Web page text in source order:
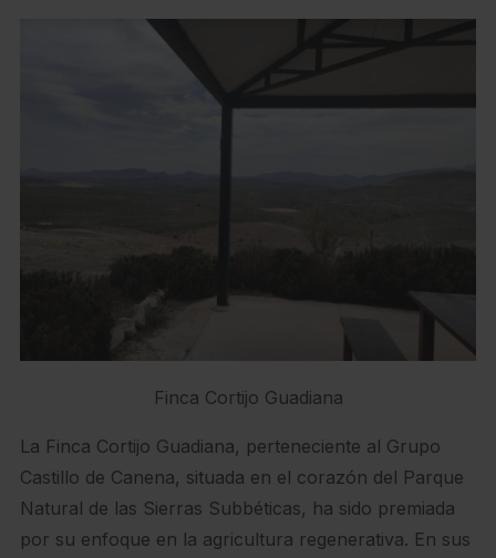
Finca Cortijo Guadiana
La Finca Cortijo Guadiana, perteneciente al Grupo
Castillo de Canena, situada en el corazón del Parque
Natural de las Sierras Subbéticas, ha sido premiada
por su enfoque en la agricultura regenerativa. En sus